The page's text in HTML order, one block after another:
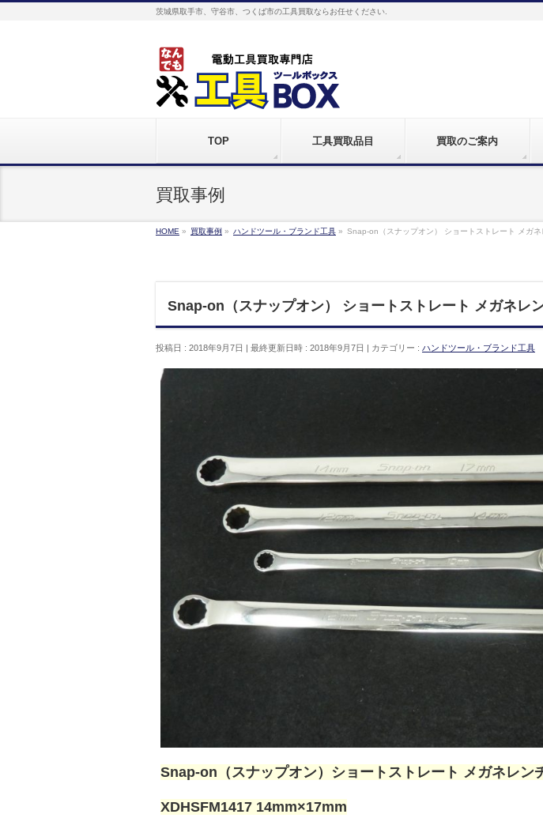
茨城県取手市、守谷市、つくば市の工具買取ならお任せください.
TOP 工具買取品目 買取のご案内
買取事例
HOME » 買取事例 » ハンドツール・ブランド工具 » Snap-on（スナップオン） ショートストレート メガ
Snap-on（スナップオン） ショートストレート メガネレ
投稿日 : 2018年9月7日 最終更新日時 : 2018年9月7日 カテゴリー : ハンドツール・ブランド工具
Snap-on（スナップオン）ショートストレート メガネレン
XDHSFM1417 14mm×17mm